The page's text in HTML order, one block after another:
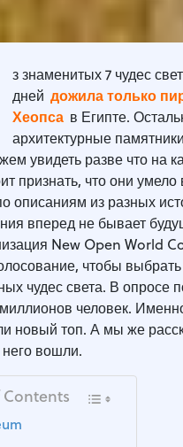
з знаменитых 7 чудес
дней дожила только
Хеопса в Египте.
архитектурные
увидеть разве что на
признать, что они
описаниям из разных
вперед не бывает
New Open World
чтобы
чудес света. В опросе
человек.
новый топ. А мы же
вошли.